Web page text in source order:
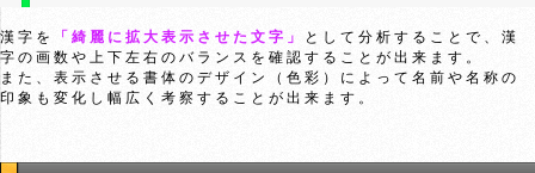
漢字を 「綺麗に拡大表示させた文字」
として分析することで、漢
字の画数や上下左右のバランスを確認することが出来ます。
また、表示させる書体のデザイン（色彩）によって名前や名称の
印象も変化し幅広く考察することが出来ます。